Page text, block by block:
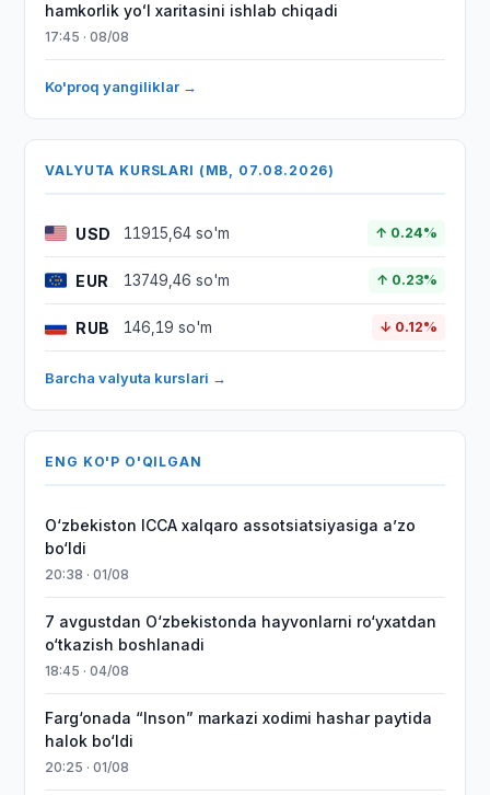
hamkorlik yoʻl xaritasini ishlab chiqadi
17:45 · 08/08
Ko'proq yangiliklar →
VALYUTA KURSLARI (MB, 07.08.2026)
USD 11915,64 so'm ↑ 0.24%
EUR 13749,46 so'm ↑ 0.23%
RUB 146,19 so'm ↓ 0.12%
Barcha valyuta kurslari →
ENG KO'P O'QILGAN
O‘zbekiston ICCA xalqaro assotsiatsiyasiga aʼzo
bo‘ldi
20:38 · 01/08
7 avgustdan O‘zbekistonda hayvonlarni ro‘yxatdan
o‘tkazish boshlanadi
18:45 · 04/08
Farg‘onada “Inson” markazi xodimi hashar paytida
halok bo‘ldi
20:25 · 01/08